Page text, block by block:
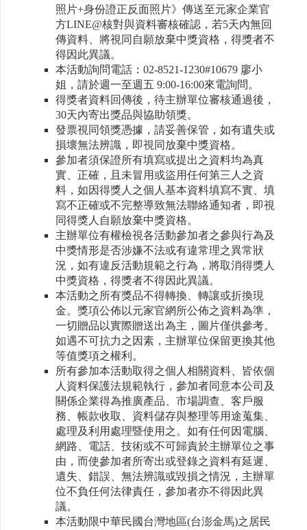
照片+身份證正反面照片》傳送至元家企業官
方LINE@核對與資料審核確認，若5天內無回
傳資料、將視同自願放棄中獎資格，得獎者不
得因此異議。
本活動詢問電話：02-8521-1230#10679 廖小
姐，請於週一至週五 9:00-16:00來電詢問。
得獎者資料回傳後，待主辦單位審核通過後，
30天內寄出獎品與協助領獎。
發票視同領獎憑據，請妥善保管，如有遺失或
損壞無法辨識，即視同放棄中獎資格。
參加者須保證所有填寫或提出之資料均為真
實、正確，且未冒用或盜用任何第三人之資
料，如因得獎人之個人基本資料填寫不實、填
寫不正確或不完整導致無法聯絡通知者，即視
同得獎人自願放棄中獎資格。
主辦單位有權檢視各活動參加者之參與行為及
中獎情形是否涉嫌不法或有違常理之異常狀
況，如有違反活動規範之行為，將取消得獎人
中獎資格，得獎者不得因此異議。
本活動之所有獎品不得轉換、轉讓或折換現
金。獎項公佈以元家官網所公佈之資料為準，
一切贈品以實際贈送出為主，圖片僅供參考。
如遇不可抗力之因素，主辦單位保留更換其他
等值獎項之權利。
所有參加本活動取得之個人相關資料、皆依個
人資料保護法規範執行，參加者同意本公司及
關係企業得為推廣產品、市場調查、客戶服
務、帳款收取、資料儲存與整理等用途蒐集、
處理及利用處理暨使用之。如有任何因電腦、
網路、電話、技術或不可歸責於主辦單位之事
由，而使參加者所寄出或登錄之資料有延遲、
遺失、錯誤、無法辨識或毀損之情況，主辦單
位不負任何法律責任，參加者亦不得因此異
議。
本活動限中華民國台灣地區(台澎金馬)之居民